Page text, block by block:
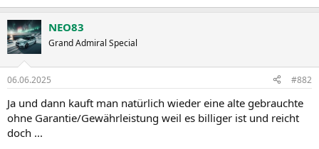
NEO83
Grand Admiral Special
06.06.2025 #882
Ja und dann kauft man natürlich wieder eine alte gebrauchte
ohne Garantie/Gewährleistung weil es billiger ist und reicht
doch ...